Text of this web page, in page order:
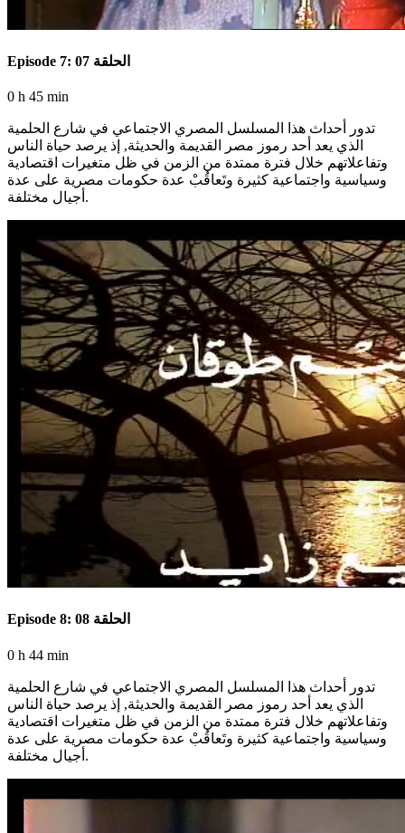
Episode 7: الحلقة 07
0 h 45 min
تدور أحداث هذا المسلسل المصري الاجتماعي في شارع الحلمية
الذي يعد أحد رموز مصر القديمة والحديثة, إذ يرصد حياة الناس
وتفاعلاتهم خلال فترة ممتدة من الزمن في ظل متغيرات اقتصادية
وسياسية واجتماعية كثيرة وتَعاقُبْ عدة حكومات مصرية على عدة
أجيال مختلفة.
Episode 8: الحلقة 08
0 h 44 min
تدور أحداث هذا المسلسل المصري الاجتماعي في شارع الحلمية
الذي يعد أحد رموز مصر القديمة والحديثة, إذ يرصد حياة الناس
وتفاعلاتهم خلال فترة ممتدة من الزمن في ظل متغيرات اقتصادية
وسياسية واجتماعية كثيرة وتَعاقُبْ عدة حكومات مصرية على عدة
أجيال مختلفة.